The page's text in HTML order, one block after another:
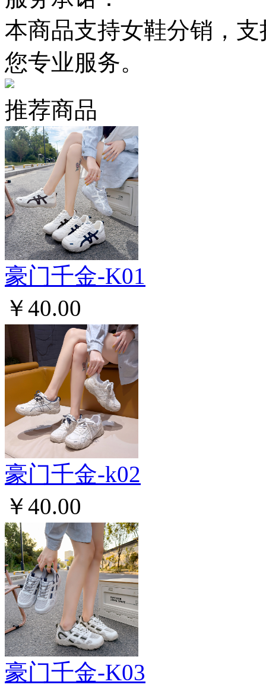
本商品支持女鞋分销，
您专业服务。
推荐商品
豪门千金-K01
￥40.00
豪门千金-k02
￥40.00
豪门千金-K03